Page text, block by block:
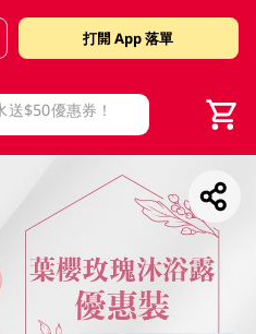
打開 App 落單